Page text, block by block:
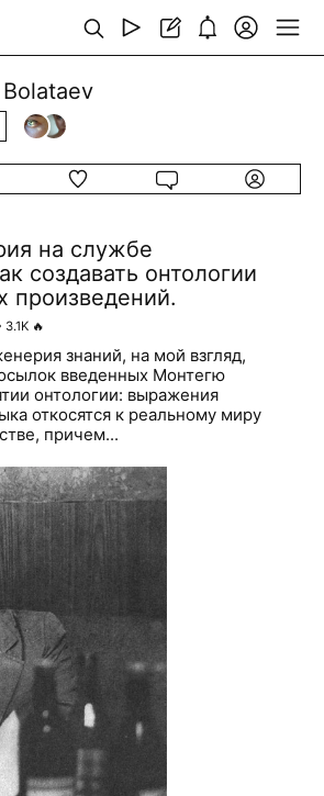
на службе
создавать онтологии
произведений.
3.1K 🔥
знаний, на мой взгляд,
введенных Монтегю
онтологии: выражения
откосятся к реальному миру
причем...